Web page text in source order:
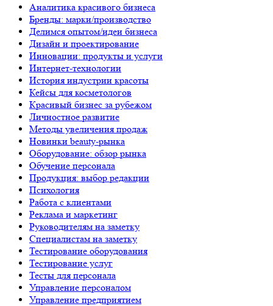
Аналитика красивого бизнеса
Бренды: марки/производство
Делимся опытом/идеи бизнеса
Дизайн и проектирование
Инновации: продукты и услуги
Интернет-технологии
История индустрии красоты
Кейсы для косметологов
Красивый бизнес за рубежом
Личностное развитие
Методы увеличения продаж
Новинки beauty-рынка
Оборудование: обзор рынка
Обучение персонала
Продукция: выбор редакции
Психология
Работа с клиентами
Реклама и маркетинг
Руководителям на заметку
Специалистам на заметку
Тестирование оборудования
Тестирование услуг
Тесты для персонала
Управление персоналом
Управление предприятием